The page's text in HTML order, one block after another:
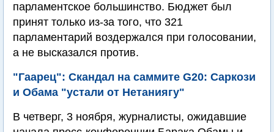
парламентское большинство. Бюджет был
принят только из-за того, что 321
парламентарий воздержался при голосовании,
а не высказался против.
"Гаарец": Скандал на саммите G20: Саркози
и Обама "устали от Нетаниягу"
В четверг, 3 ноября, журналисты, ожидавшие